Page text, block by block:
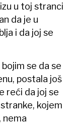
u toj stranci
da je u
i da joj se
se da se
postala još
reći da joj se
kojem
nema